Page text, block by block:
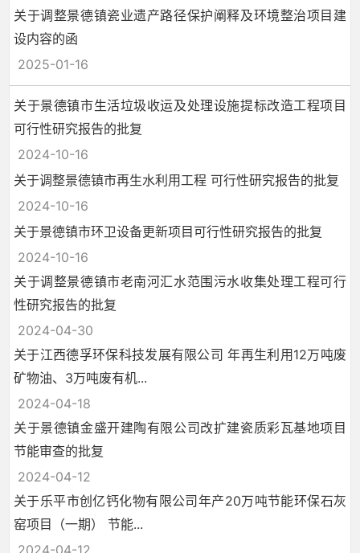
关于调整景德镇瓷业遗产路径保护阐释及环境整治项目建
设内容的函
2025-01-16
关于景德镇市生活垃圾收运及处理设施提标改造工程项目
可行性研究报告的批复
2024-10-16
关于调整景德镇市再生水利用工程 可行性研究报告的批复
2024-10-16
关于景德镇市环卫设备更新项目可行性研究报告的批复
2024-10-16
关于调整景德镇市老南河汇水范围污水收集处理工程可行
性研究报告的批复
2024-04-30
关于江西德孚环保科技发展有限公司 年再生利用12万吨废
矿物油、3万吨废有机...
2024-04-18
关于景德镇金盛开建陶有限公司改扩建瓷质彩瓦基地项目
节能审查的批复
2024-04-12
关于乐平市创亿钙化物有限公司年产20万吨节能环保石灰
窑项目（一期） 节能...
2024-04-12